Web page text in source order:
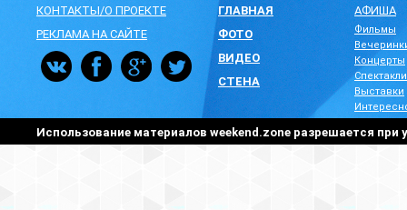
КОНТАКТЫ/О ПРОЕКТЕ
РЕКЛАМА НА САЙТЕ
ГЛАВНАЯ
ФОТО
ВИДЕО
СТЕНА
АФИША
Фильмы
Концерты
Спектакли
Выставки
Использование материалов weekend.zone разрешается